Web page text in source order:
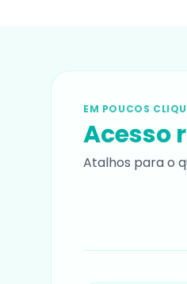
EM POUCOS
Acesso
Atalhos para o